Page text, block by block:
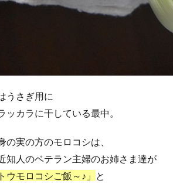
うさぎ用に
ッカラに干している最中。
の実の方のモロコシは、
知人のベテラン主婦のお姉さま達が
ウモロコシご飯～♪」
と